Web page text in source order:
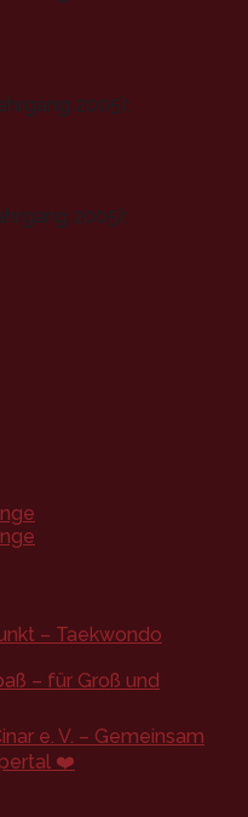
2005):
2005):
– Taekwondo
– für Groß und
e. V. – Gemeinsam
❤️